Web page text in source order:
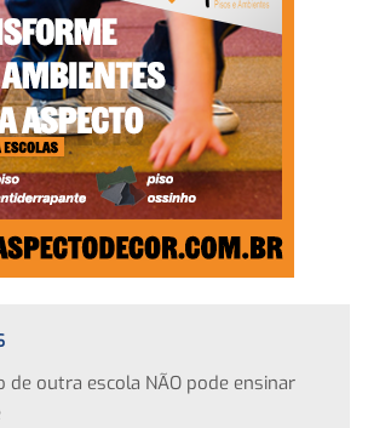
de outra escola NÃO pode ensinar